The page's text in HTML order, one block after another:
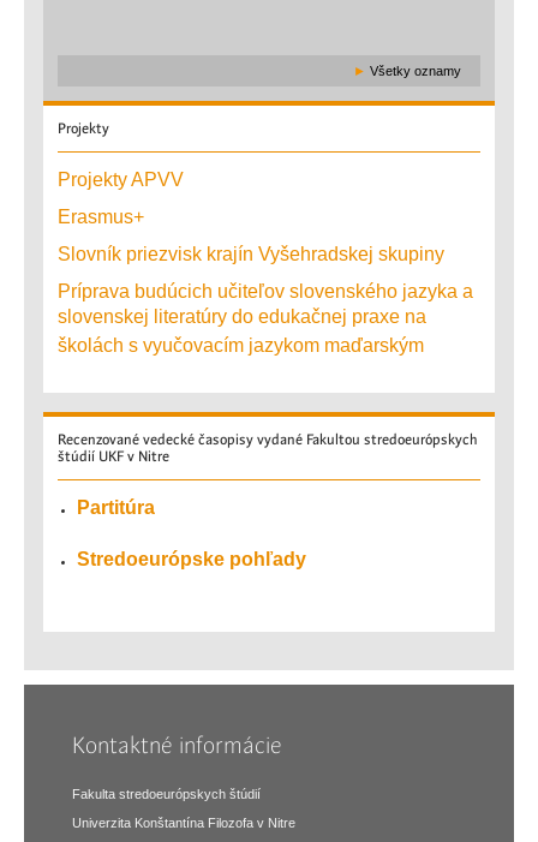
► Všetky oznamy
Projekty
Projekty APVV
Erasmus+
Slovník priezvisk krajín Vyšehradskej skupiny
Príprava budúcich učiteľov slovenského jazyka a
slovenskej literatúry do edukačnej praxe na
školách s vyučovacím jazykom maďarským
Recenzované vedecké časopisy vydané Fakultou stredoeurópskych
štúdií UKF v Nitre
Partitúra
Stredoeurópske pohľady
Kontaktné informácie
Fakulta stredoeurópskych štúdií
Univerzita Konštantína Filozofa v Nitre